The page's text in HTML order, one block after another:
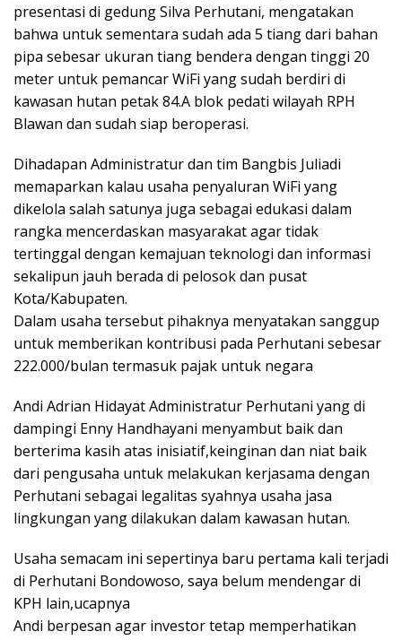
presentasi di gedung Silva Perhutani, mengatakan
bahwa untuk sementara sudah ada 5 tiang dari bahan
pipa sebesar ukuran tiang bendera dengan tinggi 20
meter untuk pemancar WiFi yang sudah berdiri di
kawasan hutan petak 84.A blok pedati wilayah RPH
Blawan dan sudah siap beroperasi.
Dihadapan Administratur dan tim Bangbis Juliadi
memaparkan kalau usaha penyaluran WiFi yang
dikelola salah satunya juga sebagai edukasi dalam
rangka mencerdaskan masyarakat agar tidak
tertinggal dengan kemajuan teknologi dan informasi
sekalipun jauh berada di pelosok dan pusat
Kota/Kabupaten.
Dalam usaha tersebut pihaknya menyatakan sanggup
untuk memberikan kontribusi pada Perhutani sebesar
222.000/bulan termasuk pajak untuk negara
Andi Adrian Hidayat Administratur Perhutani yang di
dampingi Enny Handhayani menyambut baik dan
berterima kasih atas inisiatif,keinginan dan niat baik
dari pengusaha untuk melakukan kerjasama dengan
Perhutani sebagai legalitas syahnya usaha jasa
lingkungan yang dilakukan dalam kawasan hutan.
Usaha semacam ini sepertinya baru pertama kali terjadi
di Perhutani Bondowoso, saya belum mendengar di
KPH lain,ucapnya
Andi berpesan agar investor tetap memperhatikan